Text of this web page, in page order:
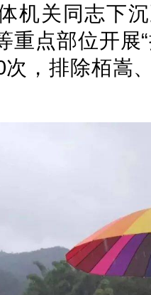
机关同志下
重点部位开展
，排除栢嵩